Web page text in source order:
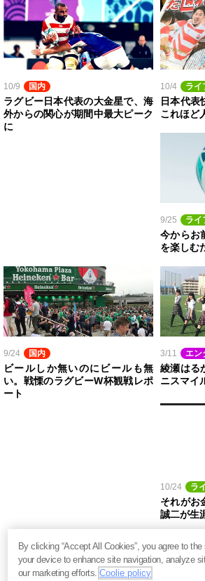
10/9 国内
ラグビー日本代表の大金星で、海
外からの関心が期間中最大ピーク
に
10/4 ライ
日本代表
これほど
9/25 ライ
今からお
を楽しむ
9/24 国内
ビールしか無いのにビールも無
い。戦慄のラグビーW杯観戦レポ
ート
3/11 エン
綾瀬はる
ニスマイ
10/24 ラ
それがお
誠二が生
By clicking “Accept All Cookies”, you agree to
your device to enhance site navigation, analyze
our marketing efforts.Coolie policy